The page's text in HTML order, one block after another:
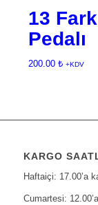
13
Pedalı
200.00 ₺ +KDV
KARGO
Haftaiçi: 17.00’a
Cumartesi: